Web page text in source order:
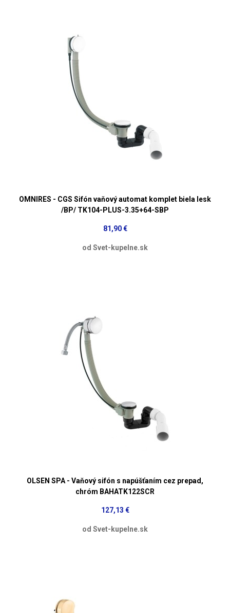
OMNIRES - CGS Sifón vaňový automat komplet biela lesk
/BP/ TK104-PLUS-3.35+64-SBP
81,90 €
od Svet-kupelne.sk
OLSEN SPA - Vaňový sifón s napúšťaním cez prepad,
chróm BAHATK122SCR
127,13 €
od Svet-kupelne.sk